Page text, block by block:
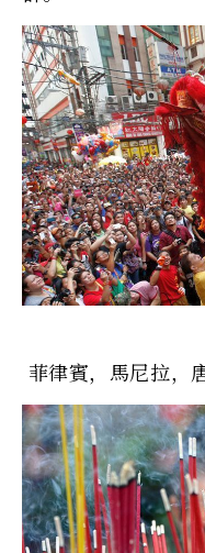
菲律賓，馬尼拉，